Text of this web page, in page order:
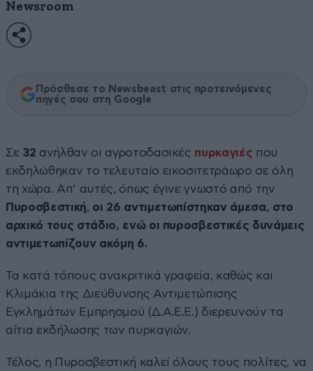
Newsroom
Πρόσθεσε το Newsbeast στις προτεινόμενες
πηγές σου στη Google
Σε 32 ανήλθαν οι αγροτοδασικές πυρκαγιές που
εκδηλώθηκαν το τελευταίο εικοσιτετράωρο σε όλη
τη χώρα. Απ’ αυτές, όπως έγινε γνωστό από την
Πυροσβεστική, οι 26 αντιμετωπίστηκαν άμεσα, στο
αρχικό τους στάδιο, ενώ οι πυροσβεστικές δυνάμεις
αντιμετωπίζουν ακόμη 6.
Τα κατά τόπους ανακριτικά γραφεία, καθώς και
Κλιμάκια της Διεύθυνσης Αντιμετώπισης
Εγκλημάτων Εμπρησμού (Δ.Α.Ε.Ε.) διερευνούν τα
αίτια εκδήλωσης των πυρκαγιών.
Τέλος, η Πυροσβεστική καλεί όλους τους πολίτες, να